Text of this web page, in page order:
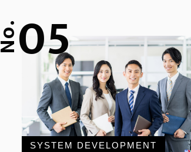
No.05
SYSTEM DEVELOPMENT